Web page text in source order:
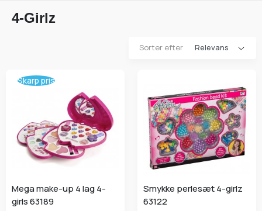
4-Girlz
Sorter efter
Skarp pris
Mega make-up 4 lag 4-
girls 63189
Smykke perlesæt 4-girlz
63122